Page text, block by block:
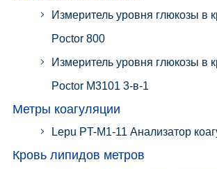
Измеритель уровня глюкозы в
Poctor 800
Измеритель уровня глюкозы в
Poctor M3101 3-в-1
Метры коагуляции
Lepu PT-M1-11 Анализатор
Кровь липидов метров